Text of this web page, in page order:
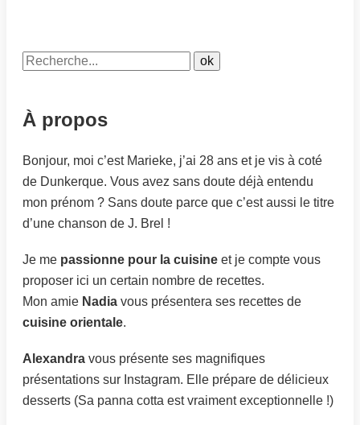
À propos
Bonjour, moi c’est Marieke, j’ai 28 ans et je vis à coté
de Dunkerque. Vous avez sans doute déjà entendu
mon prénom ? Sans doute parce que c’est aussi le titre
d’une chanson de J. Brel !
Je me passionne pour la cuisine et je compte vous
proposer ici un certain nombre de recettes.
Mon amie Nadia vous présentera ses recettes de
cuisine orientale.
Alexandra vous présente ses magnifiques
présentations sur Instagram. Elle prépare de délicieux
desserts (Sa panna cotta est vraiment exceptionnelle !)